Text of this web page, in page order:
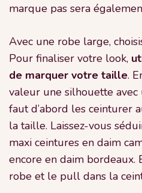
marque pas sera
Avec une robe large,
Pour finaliser votre look,
de marquer votre taille.
valeur une silhouette
faut d’abord les ceinturer
la taille. Laissez-vous
maxi ceintures en daim
encore en daim bordeaux.
robe et le pull dans la